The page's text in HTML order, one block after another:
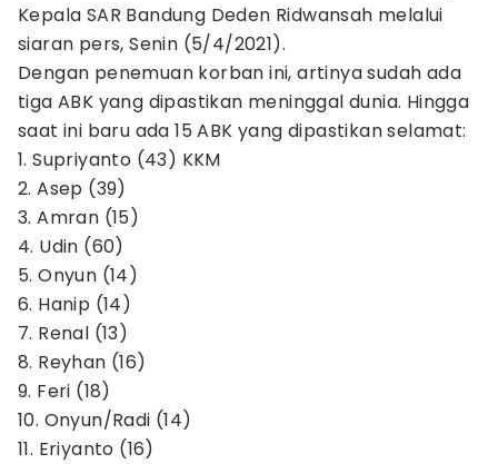
Kepala SAR Bandung Deden Ridwansah melalui
siaran pers, Senin (5/4/2021).
Dengan penemuan korban ini, artinya sudah ada
tiga ABK yang dipastikan meninggal dunia. Hingga
saat ini baru ada 15 ABK yang dipastikan selamat:
1. Supriyanto (43) KKM
2. Asep (39)
3. Amran (15)
4. Udin (60)
5. Onyun (14)
6. Hanip (14)
7. Renal (13)
8. Reyhan (16)
9. Feri (18)
10. Onyun/Radi (14)
11. Eriyanto (16)